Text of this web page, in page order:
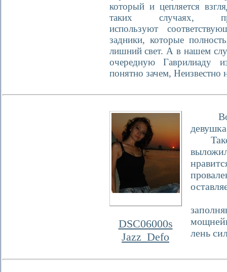
который и цепляется
таких случаях,
используют
задники, которые
лишний свет. А в нашем
очередную Гаврилиаду
понятно зачем, Неизвестно
DSC06000s
Jazz_Defo
лень